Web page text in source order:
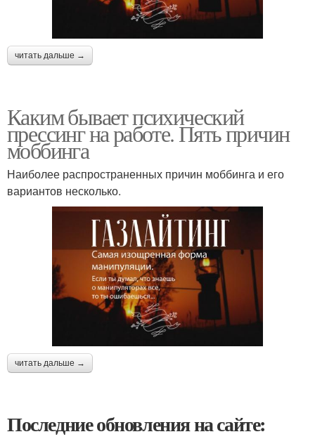
читать дальше →
Каким бывает психический
прессинг на работе. Пять причин
моббинга
Наиболее распространенных причин моббинга и его
вариантов несколько.
читать дальше →
Последние обновления на сайте: